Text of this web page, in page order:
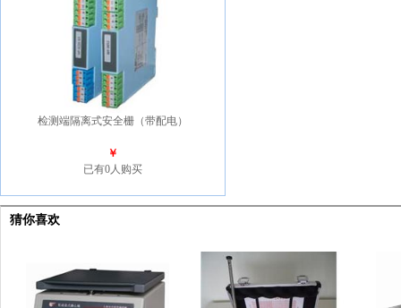
检测端隔离式安全栅（带配电）
￥
已有0人购买
猜你喜欢